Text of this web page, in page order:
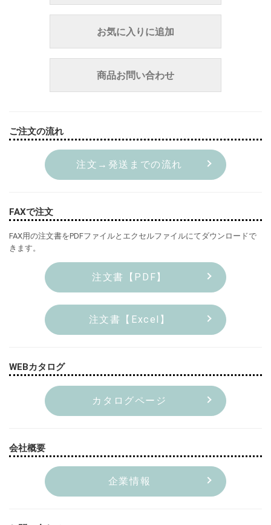
お気に入りに追加
商品お問い合わせ
ご注文の流れ
注文→発送までの流れ
FAXで注文
FAX用の注文書をPDFファイルとエクセルファイルにてダウンロードで
きます。
注文書【PDF】
注文書【Excel】
WEBカタログ
カタログページ
会社概要
企業情報